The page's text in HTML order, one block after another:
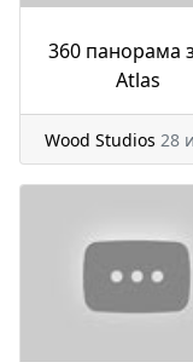
360 панорама
Atlas
Wood Studios 28